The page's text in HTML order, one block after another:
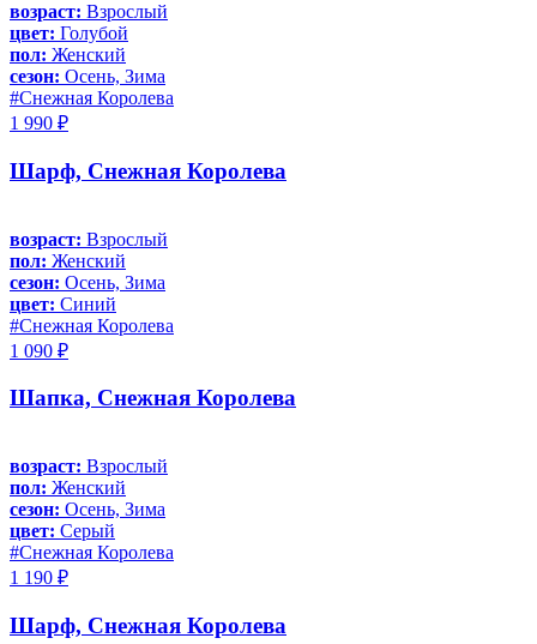
возраст: Взрослый
цвет: Голубой
пол: Женский
сезон: Осень, Зима
#Снежная Королева
1 990 ₽
Шарф, Снежная Королева
возраст: Взрослый
пол: Женский
сезон: Осень, Зима
цвет: Синий
#Снежная Королева
1 090 ₽
Шапка, Снежная Королева
возраст: Взрослый
пол: Женский
сезон: Осень, Зима
цвет: Серый
#Снежная Королева
1 190 ₽
Шарф, Снежная Королева